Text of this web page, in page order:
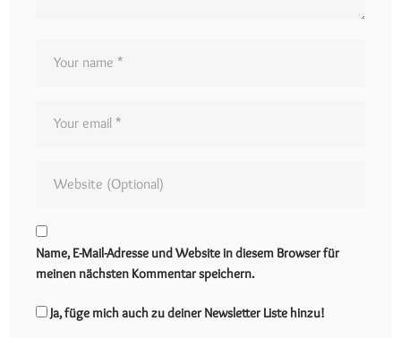
Name, E-Mail-Adresse und Website in diesem Browser für
meinen nächsten Kommentar speichern.
Ja, füge mich auch zu deiner Newsletter Liste hinzu!